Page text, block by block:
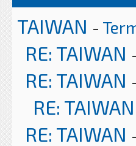
TAIWAN -
RE: TAIWAN
RE: TAIWAN
RE: TAIWAN
RE: TAIWAN